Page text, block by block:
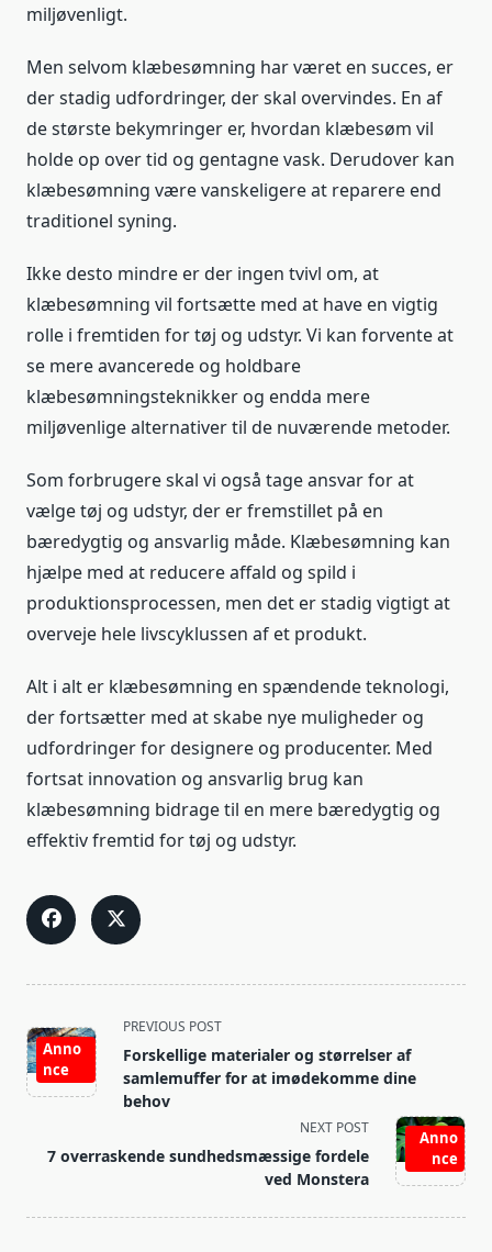
miljøvenligt.
Men selvom klæbesømning har været en succes, er
der stadig udfordringer, der skal overvindes. En af
de største bekymringer er, hvordan klæbesøm vil
holde op over tid og gentagne vask. Derudover kan
klæbesømning være vanskeligere at reparere end
traditionel syning.
Ikke desto mindre er der ingen tvivl om, at
klæbesømning vil fortsætte med at have en vigtig
rolle i fremtiden for tøj og udstyr. Vi kan forvente at
se mere avancerede og holdbare
klæbesømningsteknikker og endda mere
miljøvenlige alternativer til de nuværende metoder.
Som forbrugere skal vi også tage ansvar for at
vælge tøj og udstyr, der er fremstillet på en
bæredygtig og ansvarlig måde. Klæbesømning kan
hjælpe med at reducere affald og spild i
produktionsprocessen, men det er stadig vigtigt at
overveje hele livscyklussen af et produkt.
Alt i alt er klæbesømning en spændende teknologi,
der fortsætter med at skabe nye muligheder og
udfordringer for designere og producenter. Med
fortsat innovation og ansvarlig brug kan
klæbesømning bidrage til en mere bæredygtig og
effektiv fremtid for tøj og udstyr.
<span
class="nav-
subtitle
screen-
text">Page</span>
Anno
nce
PREVIOUS POST
Forskellige materialer og størrelser af
samlemuffer for at imødekomme dine
behov
Anno
nce
NEXT POST
7 overraskende sundhedsmæssige fordele
ved Monstera